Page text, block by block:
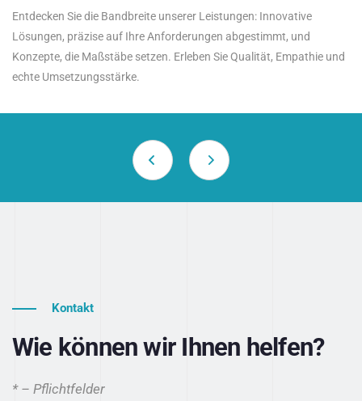
Entdecken Sie die Bandbreite unserer Leistungen: Innovative
Lösungen, präzise auf Ihre Anforderungen abgestimmt, und
Konzepte, die Maßstäbe setzen. Erleben Sie Qualität, Empathie und
echte Umsetzungsstärke.
Kontakt
Wie können wir Ihnen helfen?
* – Pflichtfelder